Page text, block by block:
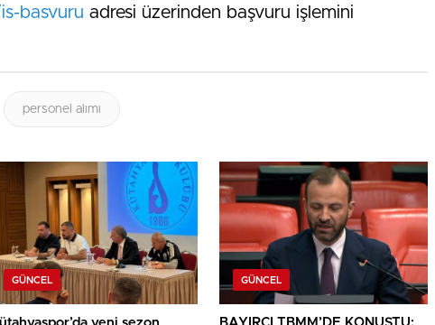
basvuru adresi üzerinden başvuru işlemini
personel alımı
GÜNCEL GÜNCEL